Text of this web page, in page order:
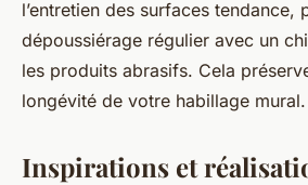
l’entretien des surfaces tendance,
dépoussiérage régulier avec un
les produits abrasifs. Cela
longévité de votre habillage mural.
Inspirations et